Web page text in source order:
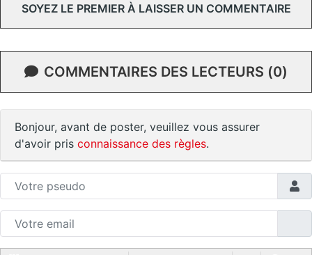
SOYEZ LE PREMIER À LAISSER UN COMMENTAIRE
COMMENTAIRES DES LECTEURS (0)
Bonjour, avant de poster, veuillez vous assurer
d'avoir pris connaissance des règles.